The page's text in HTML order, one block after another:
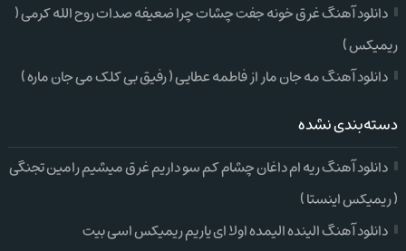
دانلود آهنگ غرق خونه جفت چشات چرا ضعیفه صدات روح الله کرمی (
ریمیکس )
دانلود آهنگ مه جان مار از فاطمه عطایی ( رفیق بی کلک می جان ماره )
دسته‌بندی نشده
دانلود آهنگ ریه ام داغان چشام کم سو داریم غرق میشیم رامین تجنگی
( ریمیکس اینستا )
دانلود آهنگ الینده الیمده اولا ای یاریم ریمیکس اسی بیت